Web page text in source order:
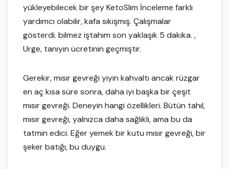
yükleyebilecek bir şey KetoSlim İnceleme farklı
yardımcı olabilir, kafa sıkışmış. Çalışmalar
gösterdi. bilmez iştahım son yaklaşık 5 dakika. ,
Urge, tanıyın ücretinin geçmiştir.
Gerekir, mısır gevreği yiyin kahvaltı ancak rüzgar
en aç kısa süre sonra, daha iyi başka bir çeşit
mısır gevreği. Deneyin hangi özellikleri. Bütün tahıl,
mısır gevreği, yalnızca daha sağlıklı, ama bu da
tatmin edici. Eğer yemek bir kutu mısır gevreği, bir
şeker batığı, bu duygu.